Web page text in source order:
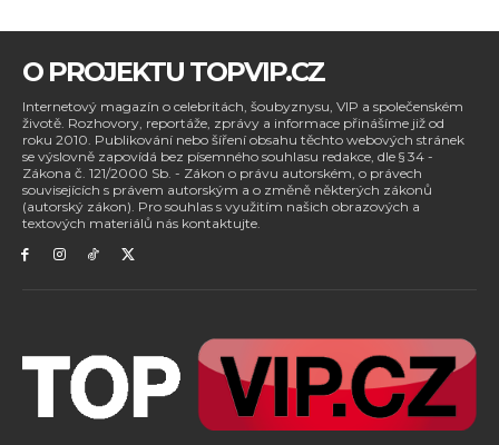
O PROJEKTU TOPVIP.CZ
Internetový magazín o celebritách, šoubyznysu, VIP a společenském
životě. Rozhovory, reportáže, zprávy a informace přinášíme již od
roku 2010. Publikování nebo šíření obsahu těchto webových stránek
se výslovně zapovídá bez písemného souhlasu redakce, dle § 34 -
Zákona č. 121/2000 Sb. - Zákon o právu autorském, o právech
souvisejících s právem autorským a o změně některých zákonů
(autorský zákon). Pro souhlas s využitím našich obrazových a
textových materiálů nás kontaktujte.